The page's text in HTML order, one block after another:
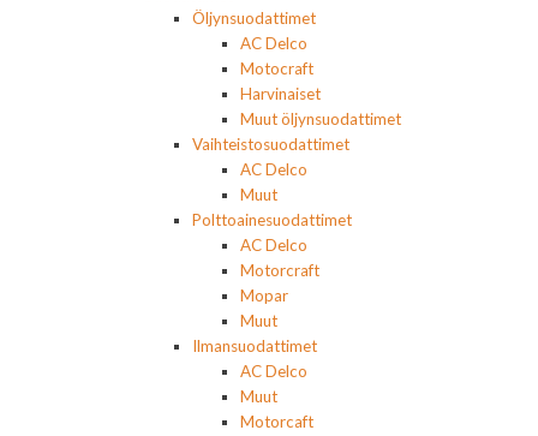
Öljynsuodattimet
AC Delco
Motocraft
Harvinaiset
Muut öljynsuodattimet
Vaihteistosuodattimet
AC Delco
Muut
Polttoainesuodattimet
AC Delco
Motorcraft
Mopar
Muut
Ilmansuodattimet
AC Delco
Muut
Motorcaft